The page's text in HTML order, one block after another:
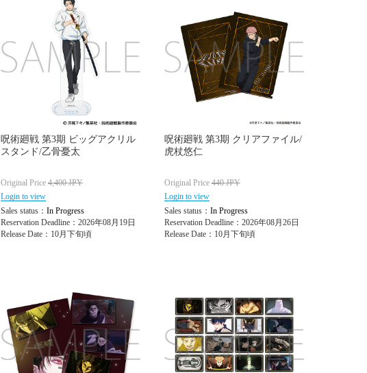
呪術廻戦 第3期 ビッグアクリル
スタンド/乙骨憂太
Original Price 4,400JPY
Login to view
Sales status： In Progress
Reservation Deadline：2026年08月19日
Release Date：10月下旬頃
呪術廻戦 第3期 クリアファイル/
虎杖悠仁
Original Price 440JPY
Login to view
Sales status： In Progress
Reservation Deadline：2026年08月26日
Release Date：10月下旬頃